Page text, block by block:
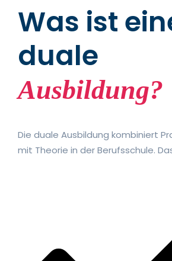
Was ist
duale
Ausbildung?
Die duale Ausbildung kombiniert
mit Theorie in der Berufsschule.